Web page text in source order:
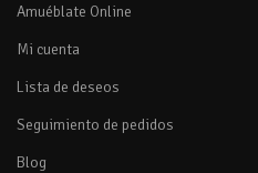
Amuéblate Online
Mi cuenta
Lista de deseos
Seguimiento de pedidos
Blog